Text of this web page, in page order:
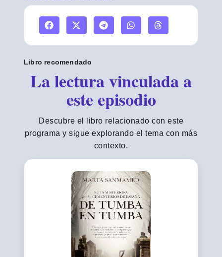
Libro recomendado
La lectura vinculada a
este episodio
Descubre el libro relacionado con este
programa y sigue explorando el tema con más
contexto.